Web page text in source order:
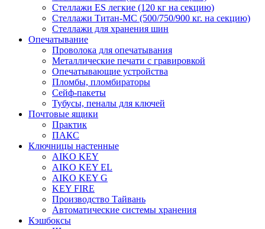
Стеллажи ES легкие (120 кг на секцию)
Стеллажи Титан-МС (500/750/900 кг. на секцию)
Стеллажи для хранения шин
Опечатывание
Проволока для опечатывания
Металлические печати с гравировкой
Опечатывающие устройства
Пломбы, пломбираторы
Сейф-пакеты
Тубусы, пеналы для ключей
Почтовые ящики
Практик
ПАКС
Ключницы настенные
AIKO KEY
AIKO KEY EL
AIKO KEY G
KEY FIRE
Производство Тайвань
Автоматические системы хранения
Кэшбоксы